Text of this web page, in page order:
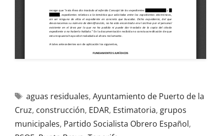
aguas residuales, Ayuntamiento de Puerto de la
Cruz, construcción, EDAR, Estimatoria, grupos
municipales, Partido Socialista Obrero Español,